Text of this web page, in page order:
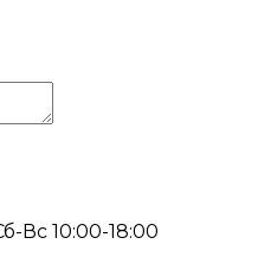
Вс 10:00-18:00